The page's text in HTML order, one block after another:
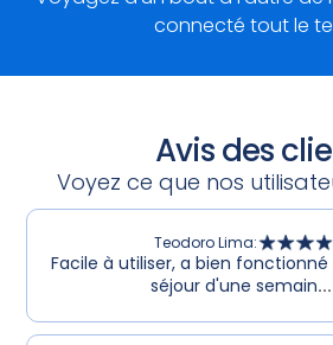
connecté tout le
Avis des
Voyez ce que nos
Teodoro Lima:
Facile à utiliser, a bien
séjour d'une semain